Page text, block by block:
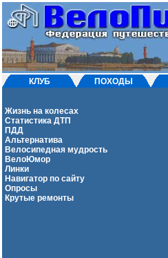
КЛУБ ПОХОДЫ
Жизнь на колесах
Статистика ДТП
ПДД
Альтернатива
Велосипедная мудрость
ВелоЮмор
Линки
Навигатор по сайту
Опросы
Крутые ремонты